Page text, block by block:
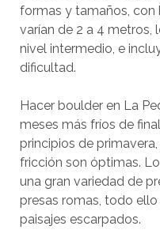
formas y tamaños,
varían de 2 a 4 metros,
nivel intermedio, e
dificultad.
Hacer boulder en La
meses más fríos de
principios de
fricción son óptimas.
una gran variedad de
presas romas, todo
paisajes escarpados.